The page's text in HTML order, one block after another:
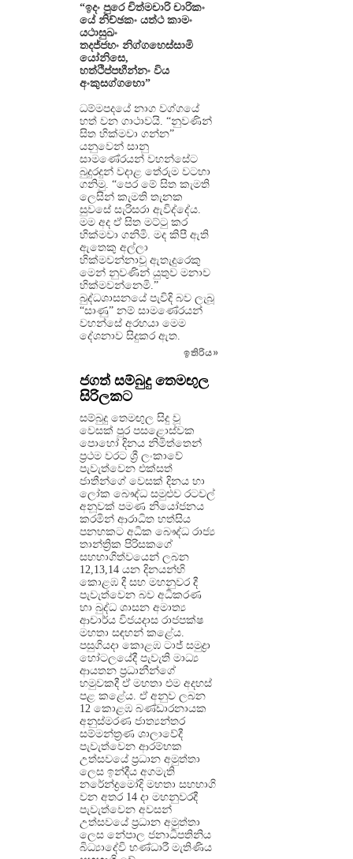
“ඉදං පුරෙ චිත්මචාරි චාරිකං
යේ නිච්ඡකං යත්ථ කාමං
යථාසුඛං
තදජ්ජහං නිග්ගහෙස්සාමි
යෝනිසෙ,
හත්ථිප්පභීන්නං විය
අංකුසග්ගහො”
ධම්මපදයේ නාග වග්ගයේ
හත් වන ගාථාවයි. “නුවණින්
සිත හික්මවා ගන්න”
යනුවෙන් සානු
සාමණේරයන් වහන්සේට
බුදුරදුන් වදාළ තේරුම වටහා
ගනිමු. “පෙර මේ සිත කැමති
ලෙසින් කැමති තැනක
සුවසේ සැරිසරා ඇවිද්දේය.
මම අද ඒ සිත මට්ටු කර
හික්මවා ගනිමි. මද කිපී ඇති
ඇතෙකු අල්ලා
හික්මවන්නාවූ ඇතැදුරෙකු
මෙන් නුවණින් යුතුව මනාව
හික්මවන්නෙමි.”
බුද්ධශාසනයේ පැවිදි බව ලැබූ
“සාණු” නම් සාමණේරයන්
වහන්සේ අරභයා මෙම
දේශනාව සිදුකර ඇත.
ඉතිරිය»
ජගත් සම්බුදු තෙමඟුල
සිරිලකට
සම්බුදු තෙමඟුල සිදු වූ
වෙසක් පුර පසළොස්වක
පොහෝ දිනය නිමිත්තෙන්
ප්‍රථම වරට ශ්‍රී ලංකාවේ
පැවැත්වෙන එක්සත්
ජාතීන්ගේ වෙසක් දිනය හා
ලෝක බෞද්ධ සමුළුව රටවල්
අනූවක් පමණ නියෝජනය
කරමින් ආරාධිත හත්සිය
පනහකට අධික බෞද්ධ රාජ්‍ය
තාන්ත්‍රික පිරිසකගේ
සහභාගිත්වයෙන් ලබන
12,13,14 යන දිනයන්හි
කොළඹ දී සහ මහනුවර දී
පැවැත්වෙන බව අධිකරණ
හා බුද්ධ ශාසන අමාත්‍ය
ආචාර්ය විජයදාස රාජපක්ෂ
මහතා සඳහන් කළේය.
පසුගියදා කොළඹ ටාජ් සමුද්‍රා
හෝටලයේදී පැවැති මාධ්‍ය
ආයතන ප්‍රධානීන්ගේ
හමුවකදී ඒ මහතා එම අදහස්
පළ කළේය. ඒ අනුව ලබන
12 කොළඹ බණ්ඩාරනායක
අනුස්මරණ ජාත්‍යන්තර
සම්මන්ත්‍රණ ශාලාවේදී
පැවැත්වෙන ආරම්භක
උත්සවයේ ප්‍රධාන අමුත්තා
ලෙස ඉන්දීය අගමැති
නරේන්ද්‍රමෝදි මහතා සහභාගි
වන අතර 14 දා මහනුවරදී
පැවැත්වෙන අවසන්
උත්සවයේ ප්‍රධාන අමුත්තා
ලෙස නේපාල ජනාධිපතිනිය
බිධ්‍යාදේවි භණ්ධාරී මැතිණිය